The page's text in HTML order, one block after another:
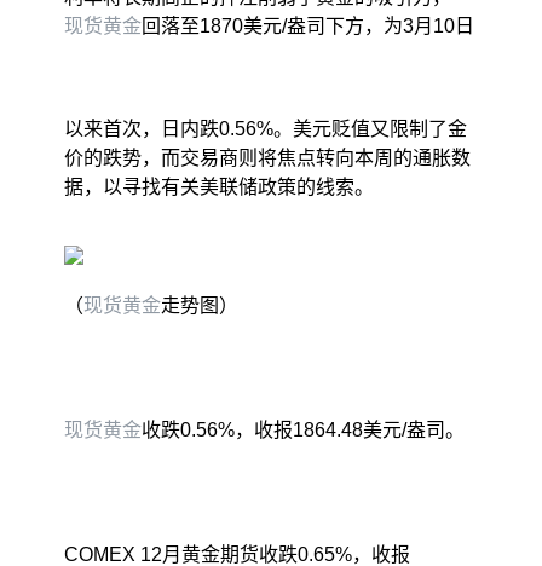
现货黄金回落至1870美元/盎司下方，为3月10日
以来首次，日内跌0.56%。美元贬值又限制了金
价的跌势，而交易商则将焦点转向本周的通胀数
据，以寻找有关美联储政策的线索。
（现货黄金走势图）
现货黄金收跌0.56%，收报1864.48美元/盎司。
COMEX 12月黄金期货收跌0.65%，收报